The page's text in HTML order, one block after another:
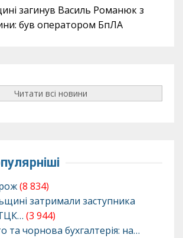
загинув Василь Романюк з
був оператором БпЛА
Читати всі новини
(8 834)
затримали заступника
(3 944)
та чорнова бухгалтерія: на…